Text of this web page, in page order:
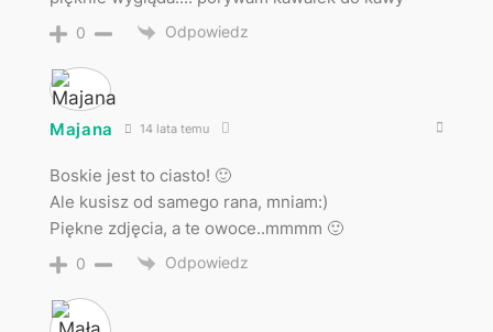
0 Odpowiedz
Majana 14 lata temu
Boskie jest to ciasto! 🙂
Ale kusisz od samego rana, mniam:)
Piękne zdjęcia, a te owoce..mmmm 🙂
0 Odpowiedz